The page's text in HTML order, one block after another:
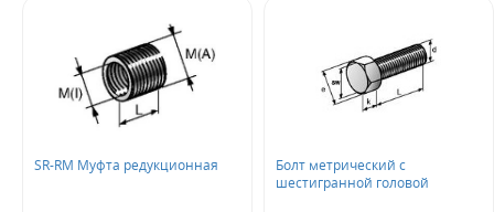
SR-RM Муфта редукционная
Болт метрический с
шестигранной головой